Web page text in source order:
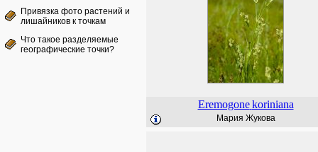
Привязка фото растений и
лишайников к точкам
Что такое разделяемые
географические точки?
Eremogone koriniana
Мария Жукова